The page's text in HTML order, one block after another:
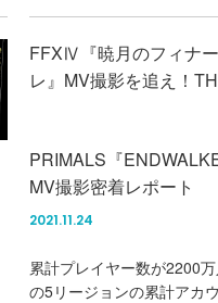
FFXⅣ『暁月のフィナー
レ』MV撮影を追え！
PRIMALS『
MV撮影密着レポート
2021.11.24
累計プレイヤー数が2200万
の5リージョンの累計アカ